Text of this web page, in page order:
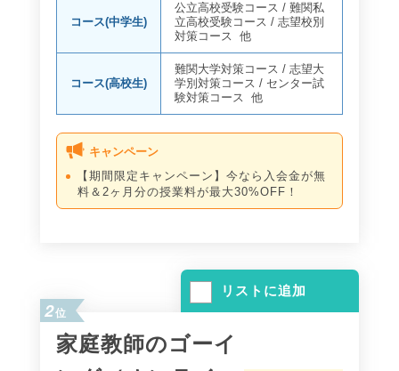
コース(中学生)
公立高校受験コース /難関私
立高校受験コース /志望校別
対策コース 他
コース(高校生)
難関大学対策コース /志望大
学別対策コース /センター試
験対策コース 他
キャンペーン
【期間限定キャンペーン】今なら入会金が無
料＆2ヶ月分の授業料が最大30%OFF！
リストに追加
2位
家庭教師のゴーイ